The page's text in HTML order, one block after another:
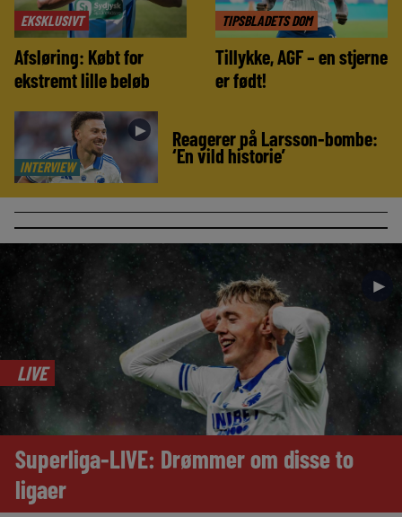
EKSKLUSIVT
Afsløring: Købt for
ekstremt lille beløb
TIPSBLADETS DOM
Tillykke, AGF – en stjerne
er født!
INTERVIEW
► Reagerer på Larsson-bombe:
‘En vild historie’
►
LIVE
Superliga-LIVE: Drømmer om disse to
ligaer